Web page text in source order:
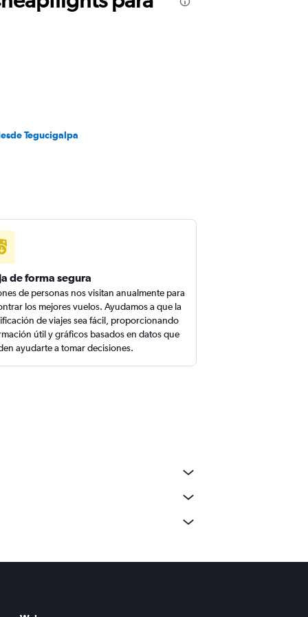
Tegucigalpa
de forma segura
de personas nos visitan anualmente para
los mejores vuelos. Ayudamos a que la
de viajes sea fácil, proporcionando
útil y gráficos basados en datos que
ayudarte a tomar decisiones.